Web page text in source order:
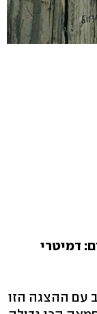
דמיטרי
עם ההצגה הזו